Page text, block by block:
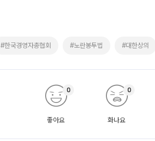
#한국경영자총협회 #노란봉투법 #대한상의
좋아요
0
화나요
0